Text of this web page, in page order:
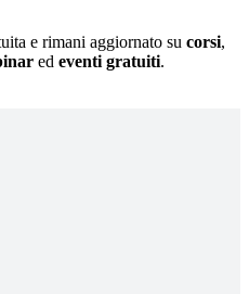
e rimani aggiornato su corsi,
ed eventi gratuiti.